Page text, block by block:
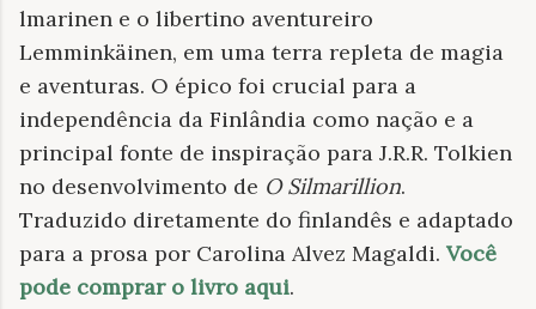
lmarinen e o libertino aventureiro
Lemminkäinen, em uma terra repleta de magia
e aventuras. O épico foi crucial para a
independência da Finlândia como nação e a
principal fonte de inspiração para J.R.R. Tolkien
no desenvolvimento de O Silmarillion.
Traduzido diretamente do finlandês e adaptado
para a prosa por Carolina Alvez Magaldi. Você
pode comprar o livro aqui.